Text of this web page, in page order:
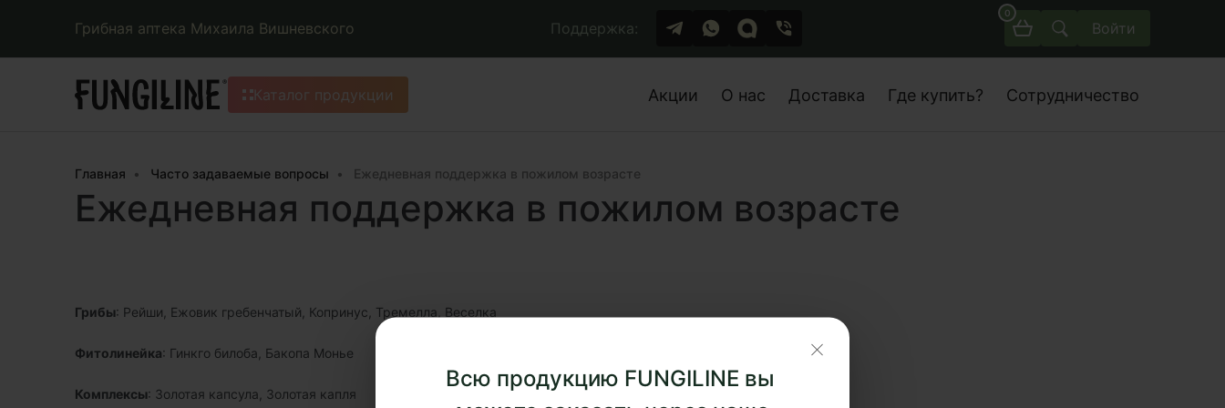
Всю продукцию FUNGILINE вы
Грибная аптека Михаила Вишневского Поддержка:
0
Войти
Каталог продукции Акции О нас Доставка Где купить? Сотрудничество
Главная Часто задаваемые вопросы Ежедневная поддержка в пожилом возрасте
Ежедневная поддержка в пожилом возрасте
Грибы: Рейши, Ежовик гребенчатый, Копринус, Тремелла, Веселка
Фитолинейка: Гинкго билоба, Бакопа Монье
Комплексы: Золотая капсула, Золотая капля